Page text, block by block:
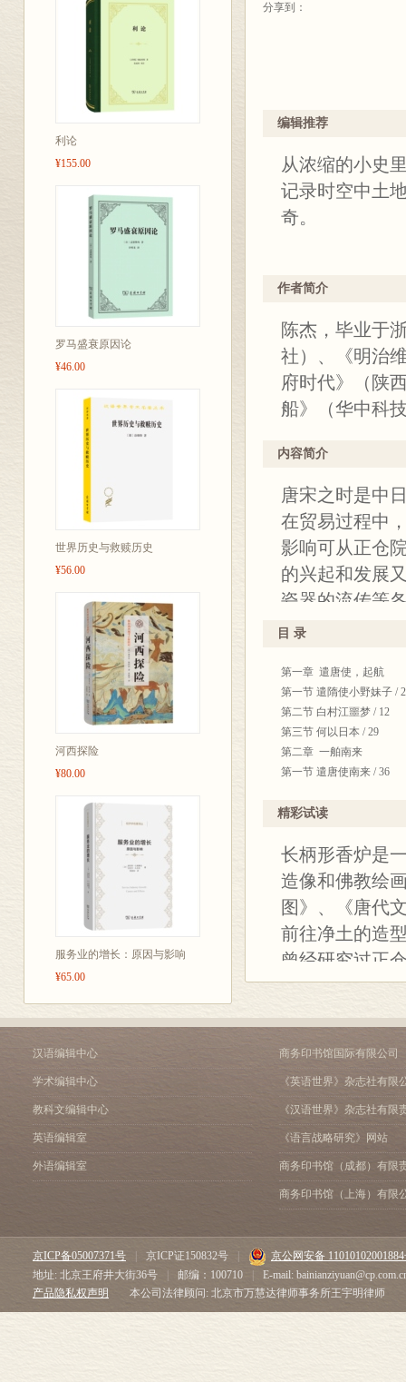
利论
¥155.00
罗马盛衰原因论
¥46.00
世界历史与救赎历史
¥56.00
河西探险
¥80.00
服务业的增长：原因与影响
¥65.00
分享到：
编辑推荐
从浓缩的小史
记录时空中土
奇。
作者简介
陈杰，毕业于
社）、《明治
府时代》（陕
船》（华中科
内容简介
唐宋之时是中
在贸易过程中
影响可从正仓
的兴起和发展
瓷器的流传等
目 录
第一章 遣唐使，起航
第一节 遣隋使小野妹子 / 2
第二节 白村江噩梦 / 12
第三节 何以日本 / 29
第二章 一舶南来
第一节 遣唐使南来 / 36
第三节 遣唐使带回了什么
第一节 最后的遣唐使 / 68
第二节 明州：准备好了 /
第三节 私商兴起 / 82
第四节 吴越国的“外事” /
第五节 明州的军镇化和私
第六节 平清盛 / 108
第五章 瓷与茶—东海上
第三节 《茶经》和斗茶 /
第四节 琉璃光华 / 174
第六章 佛教流传日本的
第一节 虎溪桥的故事 / 182
第二节 佛寺的布局：从法
第三节 大佛开眼—天平佛
第五节 空海和最澄—密宗
后 记 / 228
精彩试读
长柄形香炉是
造像和佛教绘
图》、《唐代
前往净土的造
曾经研究过正
绘画外，则为
紫檀金钿柄香
的源头肯定来
陆，这种尾端
特·冯·勒柯克
院中的另一柄
期的造型和制
汉语编辑中心
学术编辑中心
教科文编辑中心
英语编辑室
外语编辑室
商务印书馆国际有限公司
《英语世界》杂志社有限
《汉语世界》杂志社有限
《语言战略研究》网站
商务印书馆（成都）有限
商务印书馆（上海）有限
京ICP备05007371号 京ICP证150832号
京公网安备
地址: 北京王府井大街36号
邮编：100710
E-mail:
产品隐私权声明
本公司法律顾问: 北京市万慧达律师事务所王宇明律师